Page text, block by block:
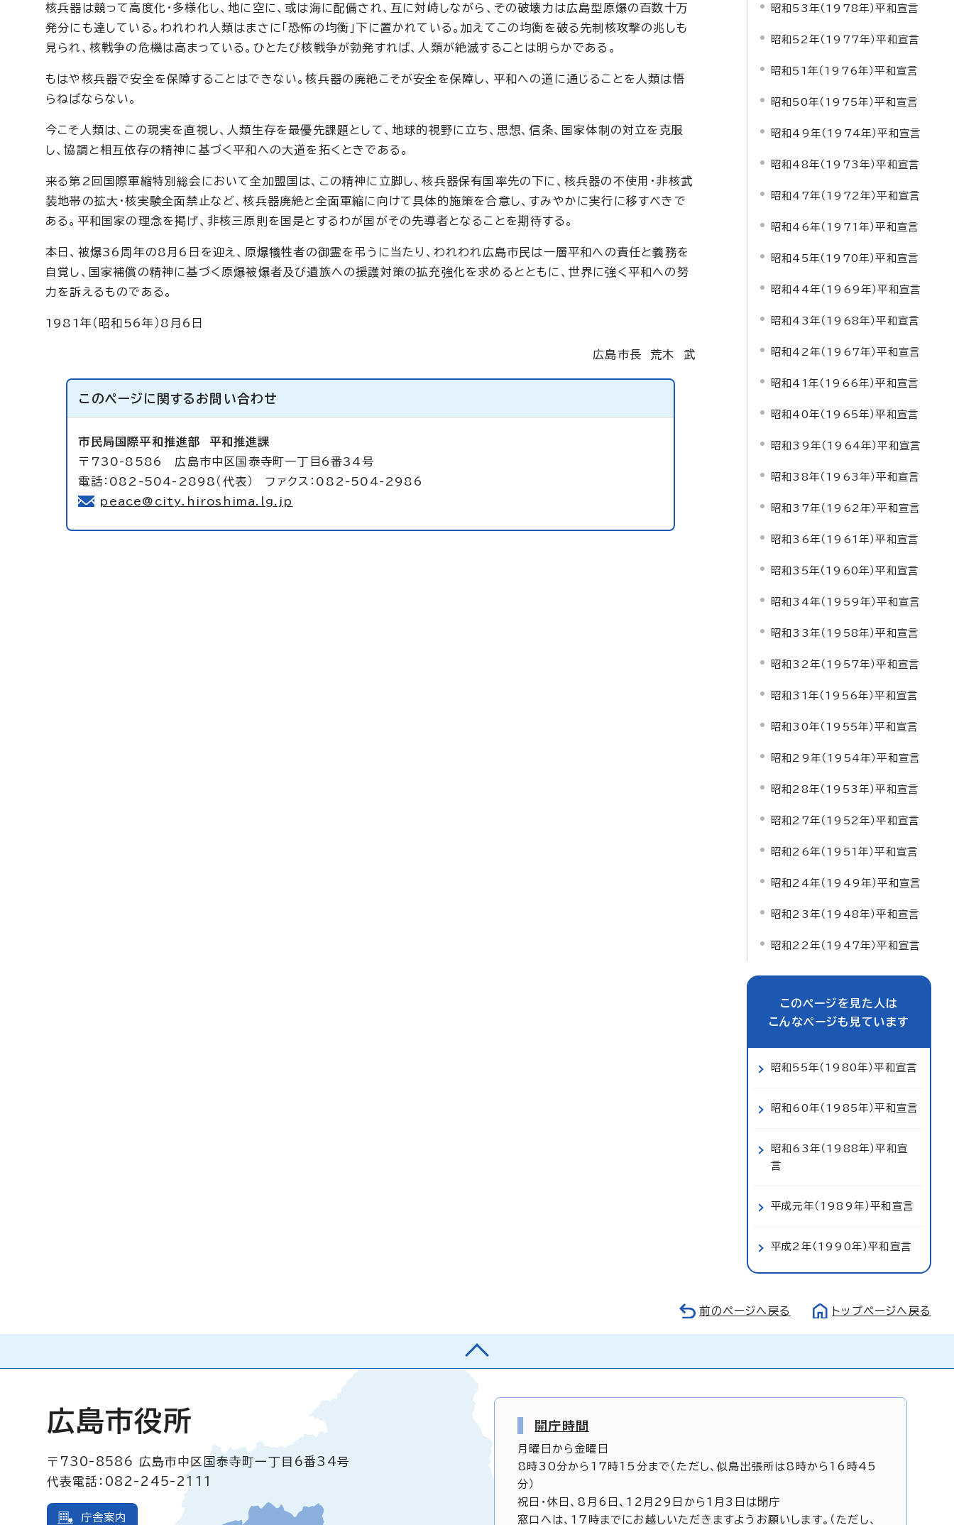
核兵器は競って高度化・多様化し、地に空に、或は海に配備され、互に対峙しながら、その破壊力は広島型原爆の百数十万
発分にも達している。われわれ人類はまさに「恐怖の均衡」下に置かれている。加えてこの均衡を破る先制核攻撃の兆しも
見られ、核戦争の危機は高まっている。ひとたび核戦争が勃発すれば、人類が絶滅することは明らかである。
もはや核兵器で安全を保障することはできない。核兵器の廃絶こそが安全を保障し、平和への道に通じることを人類は悟
らねばならない。
今こそ人類は、この現実を直視し、人類生存を最優先課題として、地球的視野に立ち、思想、信条、国家体制の対立を克服
し、協調と相互依存の精神に基づく平和への大道を拓くときである。
来る第2回国際軍縮特別総会において全加盟国は、この精神に立脚し、核兵器保有国率先の下に、核兵器の不使用・非核武
装地帯の拡大・核実験全面禁止など、核兵器廃絶と全面軍縮に向けて具体的施策を合意し、すみやかに実行に移すべきで
ある。平和国家の理念を掲げ、非核三原則を国是とするわが国がその先導者となることを期待する。
本日、被爆36周年の8月6日を迎え、原爆犠牲者の御霊を弔うに当たり、われわれ広島市民は一層平和への責任と義務を
自覚し、国家補償の精神に基づく原爆被爆者及び遺族への援護対策の拡充強化を求めるとともに、世界に強く平和への努
力を訴えるものである。
1981年（昭和56年）8月6日
広島市長 荒木 武
このページに関する お問い合わせ
市民局国際平和推進部 平和推進課
〒730-8586 広島市中区国泰寺町一丁目6番34号
電話：082-504-2898（代表） ファクス：082-504-2986
peace@city.hiroshima.lg.jp
昭和53年（1978年）平和宣言
昭和52年（1977年）平和宣言
昭和51年（1976年）平和宣言
昭和50年（1975年）平和宣言
昭和49年（1974年）平和宣言
昭和48年（1973年）平和宣言
昭和47年（1972年）平和宣言
昭和46年（1971年）平和宣言
昭和45年（1970年）平和宣言
昭和44年（1969年）平和宣言
昭和43年（1968年）平和宣言
昭和42年（1967年）平和宣言
昭和41年（1966年）平和宣言
昭和40年（1965年）平和宣言
昭和39年（1964年）平和宣言
昭和38年（1963年）平和宣言
昭和37年（1962年）平和宣言
昭和36年（1961年）平和宣言
昭和35年（1960年）平和宣言
昭和34年（1959年）平和宣言
昭和33年（1958年）平和宣言
昭和32年（1957年）平和宣言
昭和31年（1956年）平和宣言
昭和30年（1955年）平和宣言
昭和29年（1954年）平和宣言
昭和28年（1953年）平和宣言
昭和27年（1952年）平和宣言
昭和26年（1951年）平和宣言
昭和24年（1949年）平和宣言
昭和23年（1948年）平和宣言
昭和22年（1947年）平和宣言
このページを見た人は
こんなページも見ています
昭和55年（1980年）平和宣言
昭和60年（1985年）平和宣言
昭和63年（1988年）平和宣
言
平成元年（1989年）平和宣言
平成2年（1990年）平和宣言
前のページへ戻る トップページへ戻る
広島市役所
〒730-8586
広島市中区国泰寺町一丁目6番34号
代表電話：082-245-2111
庁舎案内
開庁時間
月曜日から金曜日
8時30分から17時15分まで（ただし、似島出張所は8時から16時45
分）
祝日・休日、8月6日、12月29日から1月3日は閉庁
窓口へは、17時までにお越しいただきますようお願いします。（ただし、